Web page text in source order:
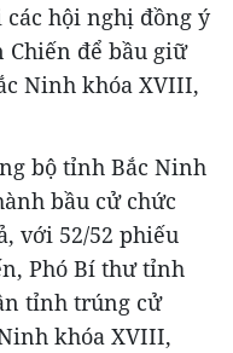
hội nghị đồng ý
Chiến để bầu giữ
Ninh khóa XVIII,
bộ tỉnh Bắc Ninh
bầu cử chức
với 52/52 phiếu
Phó Bí thư tỉnh
tỉnh trúng cử
khóa XVIII,